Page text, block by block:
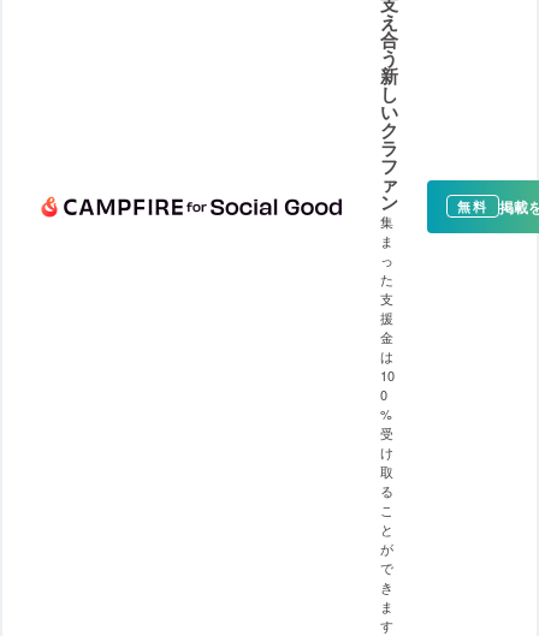
え
合
う
新
し
い
ク
ラ
フ
ァ
ン
集
ま
っ
た
支
援
金
は
10
0
%
受
け
取
る
こ
と
が
で
き
ま
す
無料 掲載